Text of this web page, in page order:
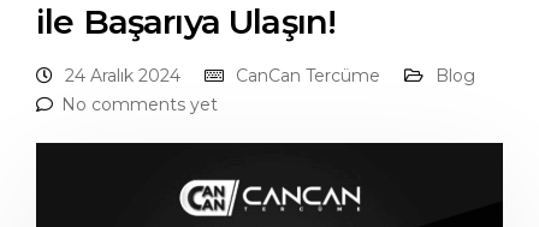
ile Başarıya Ulaşın!
24 Aralık 2024 CanCan Tercüme
Blog
No comments yet